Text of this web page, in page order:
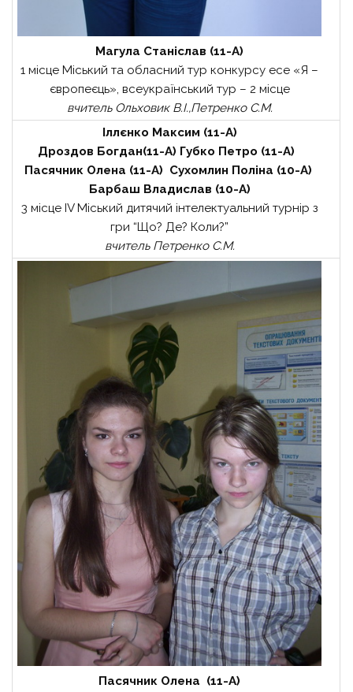
Магула Станіслав (11-А)
1 місце Міський та обласний тур конкурсу есе «Я –
європеєць», всеукраїнський тур – 2 місце
вчитель Ольховик В.І.,Петренко С.М.
Іллєнко Максим (11-А)
Дроздов Богдан(11-А) Губко Петро (11-А)
Пасячник Олена (11-А) Сухомлин Поліна (10-А)
Барбаш Владислав (10-А)
3 місце ІV Міський дитячий інтелектуальний турнір з
гри “Що? Де? Коли?”
вчитель Петренко С.М.
Пасячник Олена (11-А)